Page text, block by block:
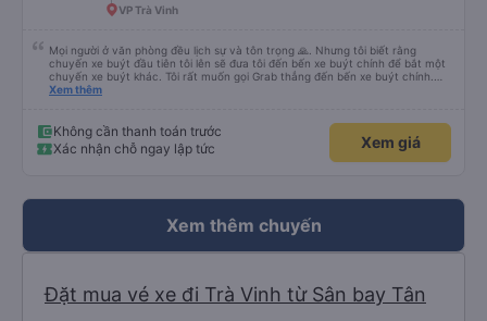
VP Trà Vinh
Mọi người ở văn phòng đều lịch sự và tôn trọng 🙏. Nhưng tôi biết rằng
chuyến xe buýt đầu tiên tôi lên sẽ đưa tôi đến bến xe buýt chính để bắt một
chuyến xe buýt khác. Tôi rất muốn gọi Grab thẳng đến bến xe buýt chính.
Điều đó sẽ giúp tôi không phải mang vác hành lý nhiều lần. Ngoài ra, xe buýt
Xem thêm
Không cần thanh toán trước
Xác nhận chỗ ngay lập tức
Xem giá
Xem thêm chuyến
Đặt mua vé xe đi Trà Vinh từ Sân bay Tân